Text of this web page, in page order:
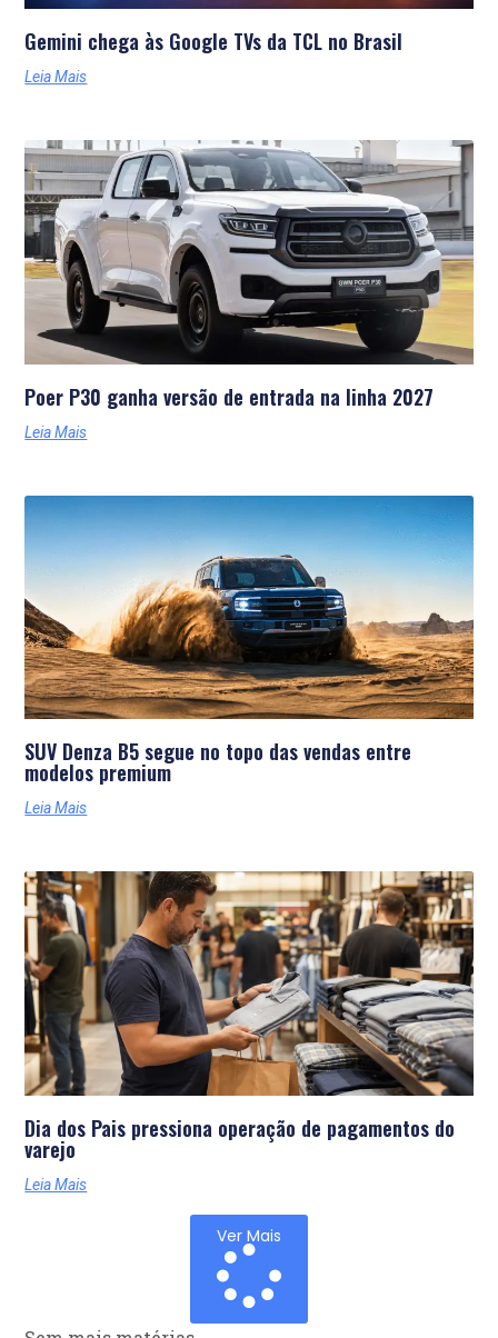
Gemini chega às Google TVs da TCL no Brasil
Leia Mais
Poer P30 ganha versão de entrada na linha 2027
Leia Mais
SUV Denza B5 segue no topo das vendas entre
modelos premium
Leia Mais
Dia dos Pais pressiona operação de pagamentos do
varejo
Leia Mais
Ver Mais